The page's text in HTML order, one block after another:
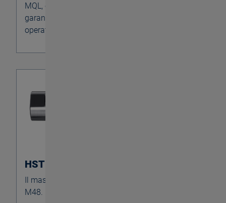
MQL, evita accumuli di lubrificante. Questo
garantisce che il lubrificante raggiunga l'area
operativa dell’utensile.
HST SYNCHRO 100
Il maschiatore per grandi dimensioni da M30 a
M48.